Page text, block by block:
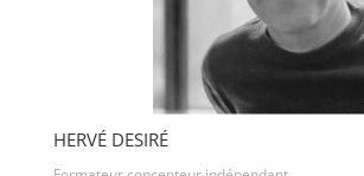
HERVÉ DESIRÉ